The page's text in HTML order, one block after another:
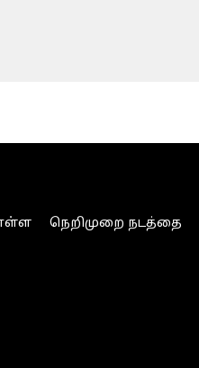
நெறிமுறை நடத்தை